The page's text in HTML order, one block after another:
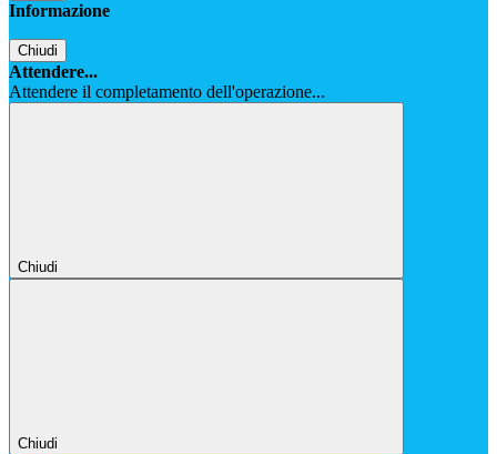
Informazione
Chiudi
Attendere...
Attendere il completamento dell'operazione...
Chiudi
Chiudi